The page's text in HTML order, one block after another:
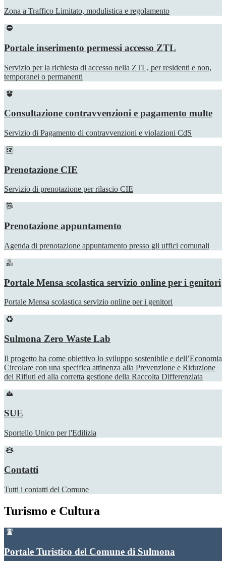
Zona a Traffico Limitato, modulistica e regolamento
Portale inserimento permessi accesso ZTL
Servizio per la richiesta di accesso nella ZTL, per residenti e non,
temporanei o permanenti
Consultazione contravvenzioni e pagamento multe
Servizio di Pagamento di contravvenzioni e violazioni CdS
Prenotazione CIE
Servizio di prenotazione per rilascio CIE
Prenotazione appuntamento
Agenda di prenotazione appuntamento presso gli uffici comunali
Portale Mensa scolastica servizio online per i genitori
Portale Mensa scolastica servizio online per i genitori
Sulmona Zero Waste Lab
Il progetto ha come obiettivo lo sviluppo sostenibile e dell’Economia
Circolare con una specifica attinenza alla Prevenzione e Riduzione
dei Rifiuti ed alla corretta gestione della Raccolta Differenziata
SUE
Sportello Unico per l'Edilizia
Contatti
Tutti i contatti del Comune
Turismo e Cultura
Portale Turistico del Comune di Sulmona